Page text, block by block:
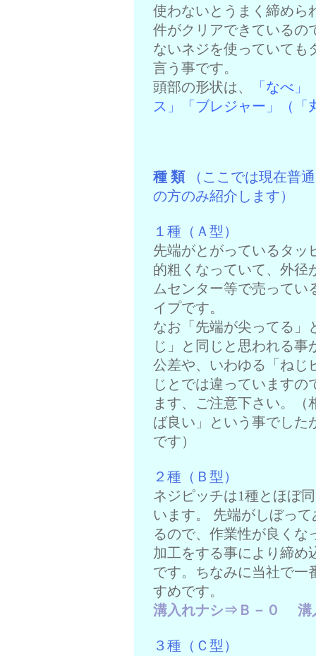
使わないとうまく締めら
件がクリアできているの
ないネジを使っていても
言う事です。
頭部の形状は、
「なべ
ス」「ブレジャー」（「
種 類（ここでは現在普
の方のみ紹介します）
１種（Ａ型）
先端がとがっているタッ
的粗くなっていて、外径
ムセンター等で売って
イプです。
なお「先端が尖ってる」
じ」と同じと思われる
公差や、いわゆる「ねじ
じとでは違っています
ます、ご注意下さい。
ば良い」という事でした
です）
２種（Ｂ型）
ネジピッチは1種とほぼ
います。 先端がしぼっ
るので、作業性が良くな
加工をする事により締め
です。ちなみに当社で一
すめです。
溝入れナシ⇒Ｂ－０
溝
３種（Ｃ型）